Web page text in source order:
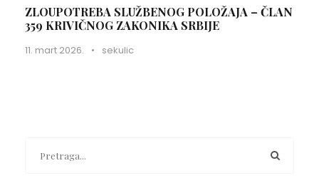
ZLOUPOTREBA SLUŽBENOG POLOŽAJA – ČLAN
359 KRIVIČNOG ZAKONIKA SRBIJE
11. mart 2026. • sekulic